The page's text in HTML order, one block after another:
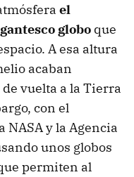
el
globo que
A esa altura
acaban
vuelta a la Tierra
con el
NASA y la Agencia
unos globos
permiten al